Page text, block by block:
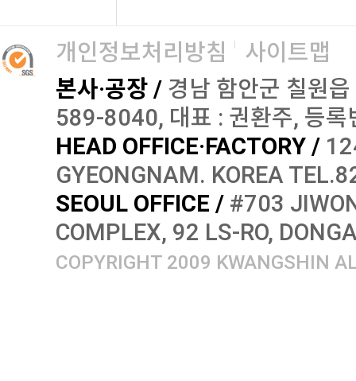
개인정보처리방침
사이트맵
본사·공장 / 경남 함안군 칠원
589-8040, 대표 : 권환주, 등
HEAD OFFICE·FACTORY /
GYEONGNAM. KOREA
SEOUL OFFICE / #703
COMPLEX, 92 LS-RO,
COPYRIGHT 2009 KWANGSHIN